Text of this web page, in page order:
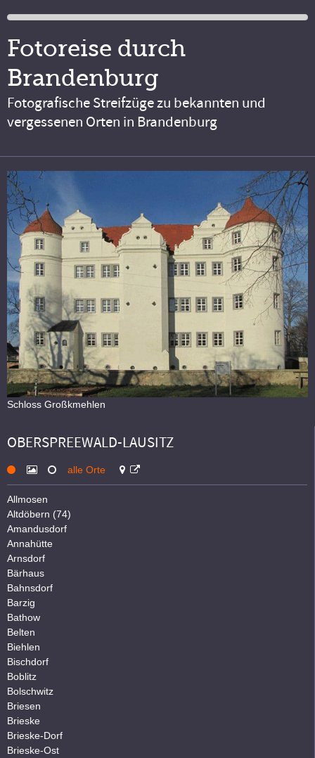
Fotoreise durch
Brandenburg
Fotografische Streifzüge zu bekannten und
vergessenen Orten in Brandenburg
Schloss Großkmehlen
OBERSPREEWALD-LAUSITZ
alle Orte
Allmosen
Altdöbern (74)
Amandusdorf
Annahütte
Arnsdorf
Bärhaus
Bahnsdorf
Barzig
Bathow
Belten
Biehlen
Bischdorf
Boblitz
Bolschwitz
Briesen
Brieske
Brieske-Dorf
Brieske-Ost